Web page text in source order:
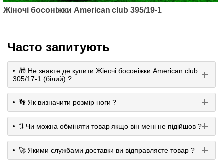
Жіночі босоніжки American club 395/19-1
Часто запитують
🎁 Не знаєте де купити Жіночі босоніжки American club
305/17-1 (білий) ?
👣 Як визначити розмір ноги ?
🔃 Чи можна обміняти товар якщо він мені не підійшов ?
🚀 Якими службами доставки ви відправляєте товар ?